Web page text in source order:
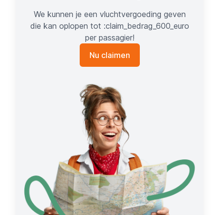
We kunnen je een vluchtvergoeding geven
die kan oplopen tot :claim_bedrag_600_euro
per passagier!
Nu claimen